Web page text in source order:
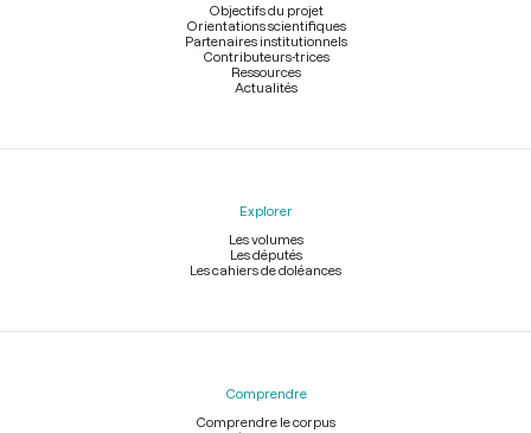
Objectifs du projet
Orientations scientifiques
Partenaires institutionnels
Contributeurs-trices
Ressources
Actualités
Explorer
Les volumes
Les députés
Les cahiers de doléances
Comprendre
Comprendre le corpus